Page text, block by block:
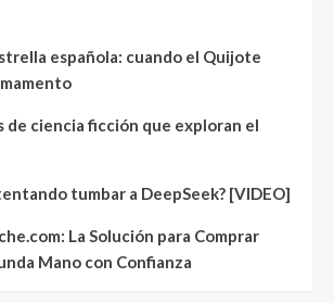
española: cuando el Quijote
de ciencia ficción que exploran el
tumbar a DeepSeek? [VIDEO]
La Solución para Comprar
Mano con Confianza